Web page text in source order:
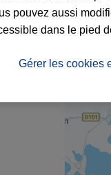
pouvez aussi
dans le pied
Gérer les cookies